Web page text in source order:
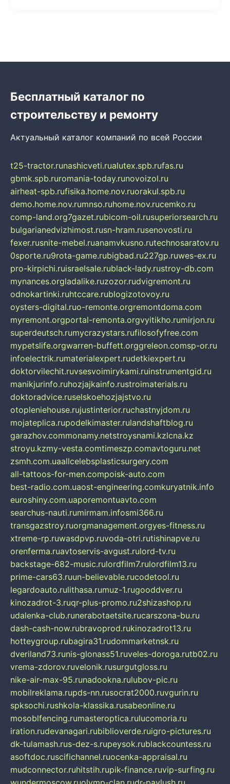
Бесплатный каталог по
строительству и ремонту
Актуальный каталог компаний по всей России
t25-tractor.runashicveti.rualutex.spb.rufas.ru
gbmk.spb.ruromania-today.runovoizol.ru
airheat-spb.rufisika.home.nov.ruorakul.spb.ru
demo.home.nov.rumnso.ruhome.nov.rucemko.ru
comp-land.org7gazet.rubicom-oil.rusuperiorsearch.ru
bulgarianedvizhimost.rusn-hram.rusenovosti.ru
fexer.rusnite-mebel.ruanamvkusno.rutechnosaratov.ru
0sporte.ru9rota-game.rubigbad.ru227gp.ruwes-ex.ru
pro-kirpichi.ruisraelsale.rublack-lady.rustroy-db.com
mynances.orgladalike.ruzozor.rudvigremont.ru
odnokartinki.ruhtccare.rublogizotovoy.ru
oysters-digital.ruo-remonte.orgremontdoma.com
myremont.orgportal-remonta.orgvyitikho.rumirjon.ru
superdeutsch.rumycrazystars.rufilosofyfree.com
mypetslife.orgwarren-buffett.orggreleon.comsp-or.ru
infoelectrik.rumaterialexpert.rudetkiexpert.ru
doktorvilechit.ruvsesvoimirykami.ruinstrumentgid.ru
manikjurinfo.ruhozjajkainfo.rustroimaterials.ru
doktoradvice.ruselskoehozjajstvo.ru
otopleniehouse.rujustinterior.ruchastnyjdom.ru
mojateplica.rupodelkimaster.rulandshaftblog.ru
garazhov.commonamy.netstroysnami.kzlcna.kz
stroyu.kzmy-vesta.comtimeszp.comavtoguru.net
zsmh.com.uaallcelebsplasticsurgery.com
all-tattoos-for-men.compoisk-auto.com
best-radio.com.uaost-engineering.comkuryatnik.info
euroshiny.com.uaporemontuavto.com
searchus-nauti.rumirmam.infosmi366.ru
transgazstroy.ruorgmanagement.orgyes-fitness.ru
xtreme-rp.ruwasdpvp.ruvoda-otri.rutishinapve.ru
orenferma.ruavtoservis-avgust.rulord-tv.ru
backstage-682-music.rulordfilm7.rulordfilm13.ru
prime-cars63.ruun-believable.rucodetool.ru
legardoauto.rulithasa.rumuz-1.rugooddver.ru
kinozadrot-3.ruqr-plus-promo.ru2shizashop.ru
udalenka-club.runerabotaetsite.rucarszona-bu.ru
dash-cash-now.rubravoprod.rukinozadrot13.ru
hotteygroup.rubagira31.rudommarketnsk.ru
dveriland73.runis-glonass51.ruveles-doroga.rutb02.ru
vrema-zdorov.ruvelonik.rusurgutgloss.ru
nike-air-max-95.runadookna.rulubov-pic.ru
mobilreklama.rupds-nn.rusocrat2000.ruvgurin.ru
spksochi.rushkola-klassika.rusabeonline.ru
mosoblfencing.rumasteroptica.rulucomoria.ru
iration.rudevanagari.rubiblioverde.ruigro-pictures.ru
dk-tulamash.rus-dez-s.rupeysok.rublackcountess.ru
asoftdoc.ruscifichannel.ruocenka-appraisal.ru
mudconnector.ruhitstih.rupik-finance.ruvip-surfing.ru